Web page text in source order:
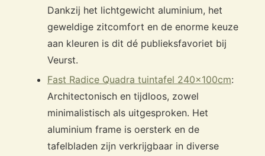
Dankzij het lichtgewicht aluminium, het
geweldige zitcomfort en de enorme keuze
aan kleuren is dit dé publieksfavoriet bij
Veurst.
Fast Radice Quadra tuintafel 240x100cm:
Architectonisch en tijdloos, zowel
minimalistisch als uitgesproken. Het
aluminium frame is oersterk en de
tafelbladen zijn verkrijgbaar in diverse